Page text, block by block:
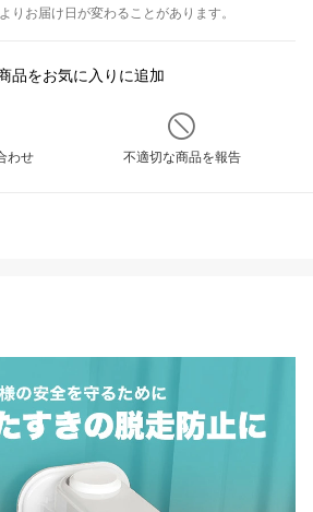
りお届け日が変わることがあります。
品をお気に入りに追加
わせ 不適切な商品を報告